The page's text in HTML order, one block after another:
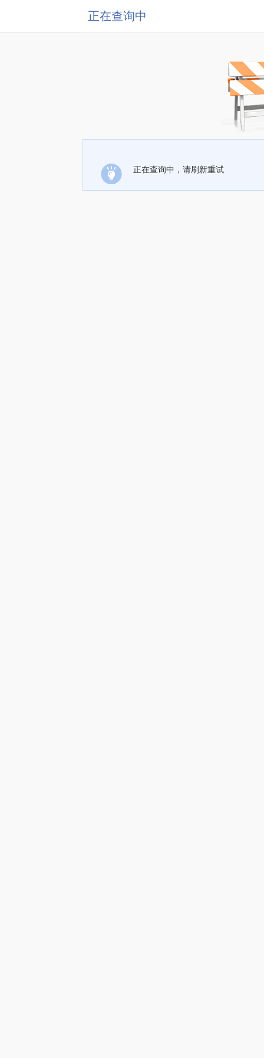
正在查询中
正在查询中，请刷新重试